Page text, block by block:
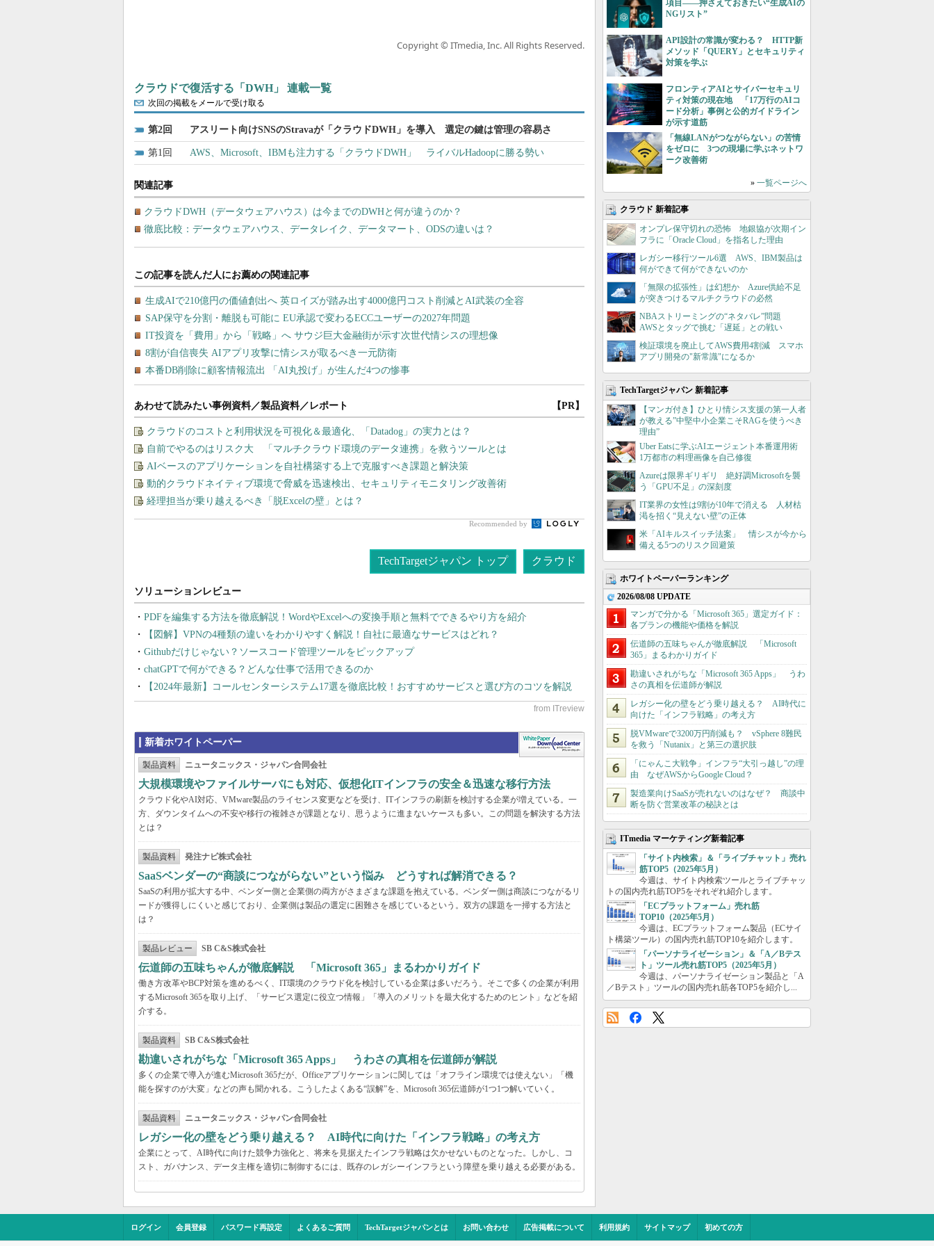
Copyright © ITmedia, Inc. All Rights Reserved.
クラウドで復活する「DWH」 連載一覧
次回の掲載をメールで受け取る
2 アスリート向けSNSのStravaが「クラウドDWH」を導入 選定の鍵は管理の容易さ
1 AWS、Microsoft、IBMも注力する「クラウドDWH」 ライバルHadoopに勝る勢い
関連記事
クラウドDWH（データウェアハウス）は今までのDWHと何が違うのか？
徹底比較：データウェアハウス、データレイク、データマート、ODSの違いは？
あわせて読みたい事例資料／製品資料／レポート 【PR】
クラウドのコストと利用状況を可視化＆最適化、「Datadog」の実力とは？
自前でやるのはリスク大 「マルチクラウド環境のデータ連携」を救うツールとは
AIベースのアプリケーションを自社構築する上で克服すべき課題と解決策
動的クラウドネイティブ環境で脅威を迅速検出、セキュリティモニタリング改善術
経理担当が乗り越えるべき「脱Excelの壁」とは？
Recommended by
TechTargetジャパン トップ クラウド
PDFを編集する方法を徹底解説！WordやExcelへの変換手順と無料でできるやり方を紹介
【図解】VPNの4種類の違いをわかりやすく解説！自社に最適なサービスはどれ？
Githubだけじゃない？ソースコード管理ツールをピックアップ
chatGPTで何ができる？どんな仕事で活用できるのか
【2024年最新】コールセンターシステム17選を徹底比較！おすすめサービスと選び方のコツを解説
新着ホワイトペーパー
製品資料 ニュータニックス・ジャパン合同会社
大規模環境やファイルサーバにも対応、仮想化ITインフラの安全＆迅速な移行方法
クラウド化やAI対応、VMware製品のライセンス変更などを受け、ITインフラの刷新を検討する企業が増えている。一
方、ダウンタイムへの不安や移行の複雑さが課題となり、思うように進まないケースも多い。この問題を解決する方法
とは？
製品資料 発注ナビ株式会社
SaaSベンダーの“商談につながらない”という悩み どうすれば解消できる？
SaaSの利用が拡大する中、ベンダー側と企業側の両方がさまざまな課題を抱えている。ベンダー側は商談につながるリ
ードが獲得しにくいと感じており、企業側は製品の選定に困難さを感じているという。双方の課題を一掃する方法と
は？
製品レビュー SB C&S株式会社
伝道師の五味ちゃんが徹底解説 「Microsoft 365」まるわかりガイド
働き方改革やBCP対策を進めるべく、IT環境のクラウド化を検討している企業は多いだろう。そこで多くの企業が利用
するMicrosoft 365を取り上げ、「サービス選定に役立つ情報」「導入のメリットを最大化するためのヒント」などを紹
介する。
製品資料 SB C&S株式会社
勘違いされがちな「Microsoft 365 Apps」 うわさの真相を伝道師が解説
多くの企業で導入が進むMicrosoft 365だが、Officeアプリケーションに関しては「オフライン環境では使えない」「機
能を探すのが大変」などの声も聞かれる。こうしたよくある“誤解”を、Microsoft 365伝道師が1つ1つ解いていく。
製品資料 ニュータニックス・ジャパン合同会社
レガシー化の壁をどう乗り越える？ AI時代に向けた「インフラ戦略」の考え方
企業にとって、AI時代に向けた競争力強化と、将来を見据えたインフラ戦略は欠かせないものとなった。しかし、コ
スト、ガバナンス、データ主権を適切に制御するには、既存のレガシーインフラという障壁を乗り越える必要がある。
項目――押さえておきたい“生成AIの
NGリスト”
API設計の常識が変わる？ HTTP新
メソッド「QUERY」とセキュリティ
対策を学ぶ
フロンティアAIとサイバーセキュリ
ティ対策の現在地 「17万行のAIコ
ード分析」事例と公的ガイドライン
が示す道筋
「無線LANがつながらない」の苦情
をゼロに 3つの現場に学ぶネットワ
ーク改善術
» 一覧ページへ
クラウド 新着記事
オンプレ保守切れの恐怖 地銀協が次期イン
フラに「Oracle Cloud」を指名した理由
レガシー移行ツール6選 AWS、IBM製品は
何ができて何ができないのか
「無限の拡張性」は幻想か Azure供給不足
が突きつけるマルチクラウドの必然
NBAストリーミングの“ネタバレ”問題
AWSとタッグで挑む「遅延」との戦い
検証環境を廃止してAWS費用4割減 スマホ
アプリ開発の"新常識"になるか
TechTargetジャパン 新着記事
【マンガ付き】ひとり情シス支援の第一人者
が教える”中堅中小企業こそRAGを使うべき
理由”
Uber Eatsに学ぶAIエージェント本番運用術
1万都市の料理画像を自己修復
Azureは限界ギリギリ 絶好調Microsoftを襲
う「GPU不足」の深刻度
IT業界の女性は9割が10年で消える 人材枯
渇を招く“見えない壁”の正体
米「AIキルスイッチ法案」 情シスが今から
備える5つのリスク回避策
ホワイトペーパーランキング
2026/08/08 UPDATE
マンガで分かる「Microsoft 365」選定ガイド：
各プランの機能や価格を解説
伝道師の五味ちゃんが徹底解説 「Microsoft
365」まるわかりガイド
勘違いされがちな「Microsoft 365 Apps」 うわ
さの真相を伝道師が解説
レガシー化の壁をどう乗り越える？ AI時代に
向けた「インフラ戦略」の考え方
脱VMwareで3200万円削減も？ vSphere 8難民
を救う「Nutanix」と第三の選択肢
「にゃんこ大戦争」インフラ“大引っ越し”の理
由 なぜAWSからGoogle Cloud？
製造業向けSaaSが売れないのはなぜ？ 商談中
断を防ぐ営業改革の秘訣とは
ITmedia マーケティング新着記事
「サイト内検索」＆「ライブチャット」売れ
筋TOP5（2025年5月）
今週は、サイト内検索ツールとライブチャッ
トの国内売れ筋TOP5をそれぞれ紹介します。
「ECプラットフォーム」売れ筋
TOP10（2025年5月）
今週は、ECプラットフォーム製品（ECサイ
ト構築ツール）の国内売れ筋TOP10を紹介します。
「パーソナライゼーション」＆「A／Bテス
ト」ツール売れ筋TOP5（2025年5月）
今週は、パーソナライゼーション製品と「A
／Bテスト」ツールの国内売れ筋各TOP5を紹介し...
ログイン 会員登録 パスワード再設定 よくあるご質問 TechTargetジャパンとは お問い合わせ 広告掲載について 利用規約 サイトマップ 初めての方